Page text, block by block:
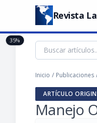
Revista
Inicio / Publicaciones
ARTÍCULO
Manejo
35%